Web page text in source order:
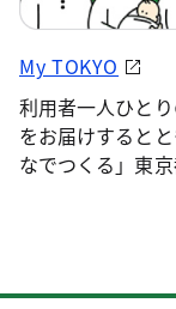
My TOKYO
利用者一人ひと
をお届けすると
なでつくる」東